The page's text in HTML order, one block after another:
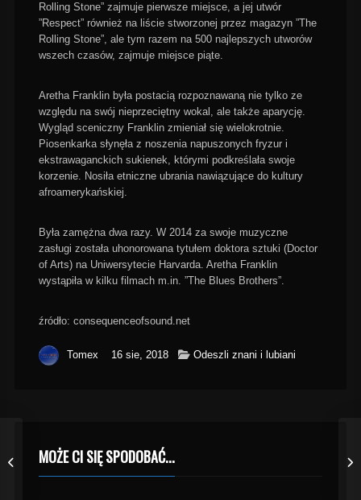
Rolling Stone” zajmuje pierwsze miejsce, a jej utwór
”Respect” również na liście stworzonej przez magazyn ”The
Rolling Stone”, ale tym razem na 500 najlepszych utworów
wszech czasów, zajmuje miejsce piąte.
Aretha Franklin była postacią rozpoznawaną nie tylko ze
względu na swój nieprzeciętny wokal, ale także aparycję.
Wygląd sceniczny Franklin zmieniał się wielokrotnie.
Piosenkarka słynęła z noszenia napuszonych fryzur i
ekstrawaganckich sukienek, którymi podkreślała swoje
korzenie. Nosiła etniczne ubrania nawiązujące do kultury
afroamerykańskiej.
Była zamężna dwa razy. W 2014 za swoje muzyczne
zasługi została uhonorowana tytułem doktora sztuki (Doctor
of Arts) na Uniwersytecie Harvarda. Aretha Franklin
wystąpiła w kilku filmach m.in. ”The Blues Brothers”.
źródło: consequenceofsound.net
Tomex 16 sie, 2018 Odeszli znani i lubiani
MOŻE CI SIĘ SPODOBAĆ...